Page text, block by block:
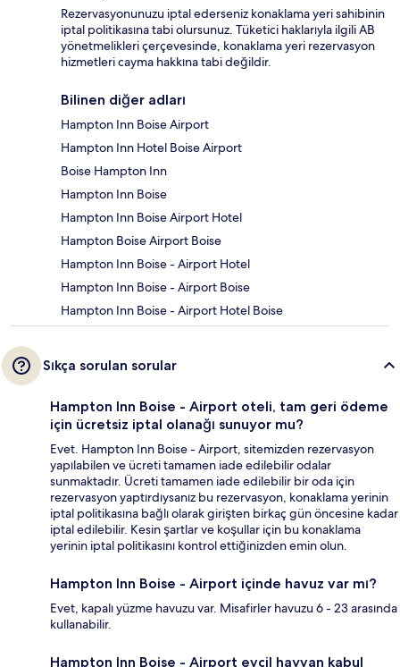
Rezervasyonunuzu iptal ederseniz konaklama yeri sahibinin
iptal politikasına tabi olursunuz. Tüketici haklarıyla ilgili AB
yönetmelikleri çerçevesinde, konaklama yeri rezervasyon
hizmetleri cayma hakkına tabi değildir.
Bilinen diğer adları
Hampton Inn Boise Airport
Hampton Inn Hotel Boise Airport
Boise Hampton Inn
Hampton Inn Boise
Hampton Inn Boise Airport Hotel
Hampton Boise Airport Boise
Hampton Inn Boise - Airport Hotel
Hampton Inn Boise - Airport Boise
Hampton Inn Boise - Airport Hotel Boise
Sıkça sorulan sorular
Hampton Inn Boise - Airport oteli, tam geri ödeme
için ücretsiz iptal olanağı sunuyor mu?
Evet. Hampton Inn Boise - Airport, sitemizden rezervasyon
yapılabilen ve ücreti tamamen iade edilebilir odalar
sunmaktadır. Ücreti tamamen iade edilebilir bir oda için
rezervasyon yaptırdıysanız bu rezervasyon, konaklama yerinin
iptal politikasına bağlı olarak girişten birkaç gün öncesine kadar
iptal edilebilir. Kesin şartlar ve koşullar için bu konaklama
yerinin iptal politikasını kontrol ettiğinizden emin olun.
Hampton Inn Boise - Airport içinde havuz var mı?
Evet, kapalı yüzme havuzu var. Misafirler havuzu 6 - 23 arasında
kullanabilir.
Hampton Inn Boise - Airport evcil hayvan kabul